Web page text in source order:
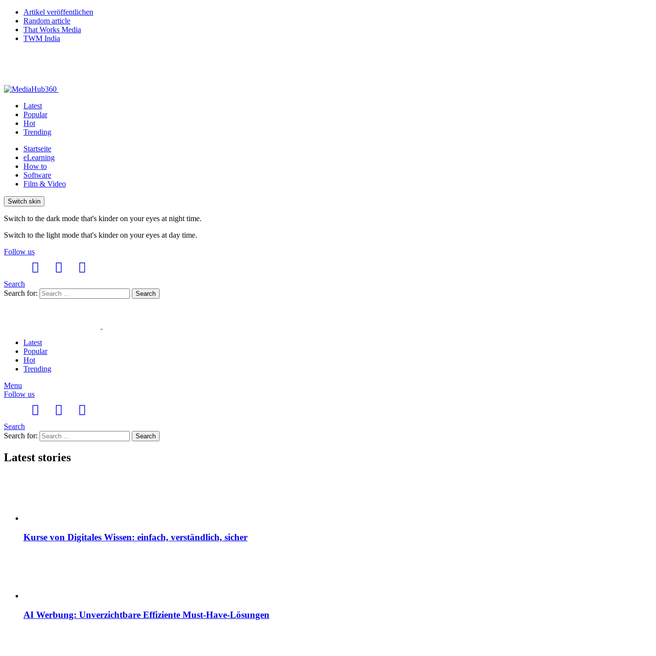
Artikel veröffentlichen
Random article
That Works Media
TWM India
Latest
Popular
Hot
Trending
Startseite
eLearning
How to
Software
Film & Video
Switch skin
Switch to the dark mode that's kinder on your eyes at night time.
Switch to the light mode that's kinder on your eyes at day time.
Follow us
Search
Search for:
Search
Latest
Popular
Hot
Trending
Menu
Follow us
Search
Search for:
Search
Latest stories
Kurse von Digitales Wissen: einfach, verständlich, sicher
AI Werbung: Unverzichtbare Effiziente Must-Have-Lösungen